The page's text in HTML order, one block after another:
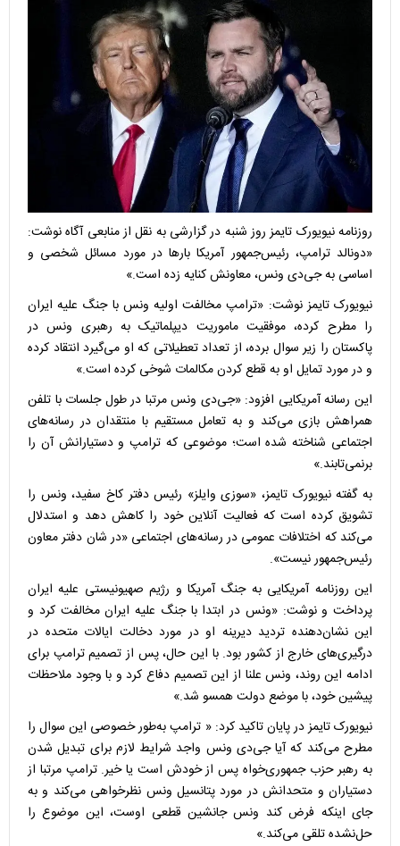
روزنامه نیویورک تایمز روز شنبه در گزارشی به نقل از منابعی آگاه نوشت:
«دونالد ترامپ، رئیس‌جمهور آمریکا بارها در مورد مسائل شخصی و
اساسی به جی‌دی ونس، معاونش کنایه زده است.»
نیویورک تایمز نوشت: «ترامپ مخالفت اولیه ونس با جنگ علیه ایران
را مطرح کرده، موفقیت ماموریت دیپلماتیک به رهبری ونس در
پاکستان را زیر سوال برده، از تعداد تعطیلاتی که او می‌گیرد انتقاد کرده
و در مورد تمایل او به قطع کردن مکالمات شوخی کرده است.»
این رسانه آمریکایی افزود: «جی‌دی ونس مرتبا در طول جلسات با تلفن
همراهش بازی می‌کند و به تعامل مستقیم با منتقدان در رسانه‌های
اجتماعی شناخته شده است؛ موضوعی که ترامپ و دستیارانش آن را
برنمی‌تابند.»
به گفته نیویورک تایمز، «سوزی وایلز» رئیس دفتر کاخ سفید، ونس را
تشویق کرده است که فعالیت آنلاین خود را کاهش دهد و استدلال
می‌کند که اختلافات عمومی در رسانه‌های اجتماعی «در شان دفتر معاون
رئیس‌جمهور نیست».
این روزنامه آمریکایی به جنگ آمریکا و رژیم صهیونیستی علیه ایران
پرداخت و نوشت: «ونس در ابتدا با جنگ علیه ایران مخالفت کرد و
این نشان‌دهنده تردید دیرینه او در مورد دخالت ایالات متحده در
درگیری‌های خارج از کشور بود. با این حال، پس از تصمیم ترامپ برای
ادامه این روند، ونس علنا از این تصمیم دفاع کرد و با وجود ملاحظات
پیشین خود، با موضع دولت همسو شد.»
نیویورک تایمز در پایان تاکید کرد: « ترامپ به‌طور خصوصی این سوال را
مطرح می‌کند که آیا جی‌دی ونس واجد شرایط لازم برای تبدیل شدن
به رهبر حزب جمهوری‌خواه پس از خودش است یا خیر. ترامپ مرتبا از
دستیاران و متحدانش در مورد پتانسیل ونس نظرخواهی می‌کند و به
جای اینکه فرض کند ونس جانشین قطعی اوست، این موضوع را
حل‌نشده تلقی می‌کند.»